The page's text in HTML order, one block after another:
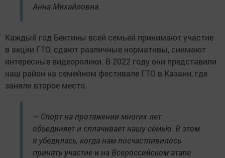
Анна Михайловна.
Каждый год Бектины всей семьей принимают участие
в акции ГТО, сдают различные нормативы, снимают
интересные видеоролики. В 2022 году они представили
наш район на семейном фестивале ГТО в Казани, где
заняли второе место.
— Спорт на протяжении многих лет
объединяет и сплачивает нашу семью. В этом
я убедилась, когда нам посчастливилось
принять участие и на Всероссийском этапе